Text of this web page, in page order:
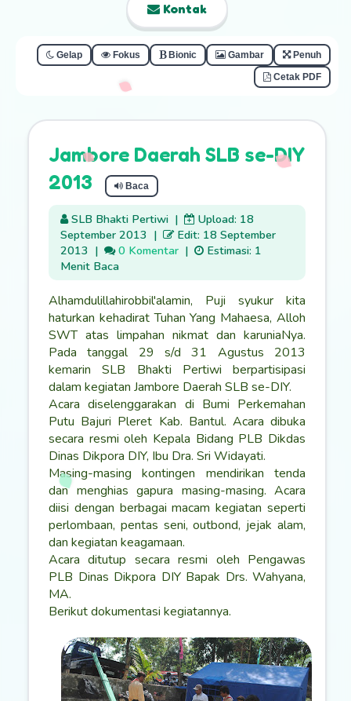
Kontak
Gelap Fokus Bionic Gambar
Penuh
Cetak PDF
Jambore Daerah SLB se-DIY
2013
Baca
SLB Bhakti Pertiwi |
Upload: 18
September 2013 |
Edit: 18 September
2013 | 0 Komentar |
Estimasi: 1
Menit Baca
Alhamdulillahirobbil'alamin, Puji syukur kita
haturkan kehadirat Tuhan Yang Mahaesa, Alloh
SWT atas limpahan nikmat dan karuniaNya.
Pada tanggal 29 s/d 31 Agustus 2013
kemarin SLB Bhakti Pertiwi berpartisipasi
dalam kegiatan Jambore Daerah SLB se-DIY.
Acara diselenggarakan di Bumi Perkemahan
Putu Bajuri Pleret Kab. Bantul. Acara dibuka
secara resmi oleh Kepala Bidang PLB Dikdas
Dinas Dikpora DIY, Ibu Dra. Sri Widayati.
Masing-masing kontingen mendirikan tenda
dan menghias gapura masing-masing. Acara
diisi dengan berbagai macam kegiatan seperti
perlombaan, pentas seni, outbond, jejak alam,
dan kegiatan keagamaan.
Acara ditutup secara resmi oleh Pengawas
PLB Dinas Dikpora DIY Bapak Drs. Wahyana,
MA.
Berikut dokumentasi kegiatannya.